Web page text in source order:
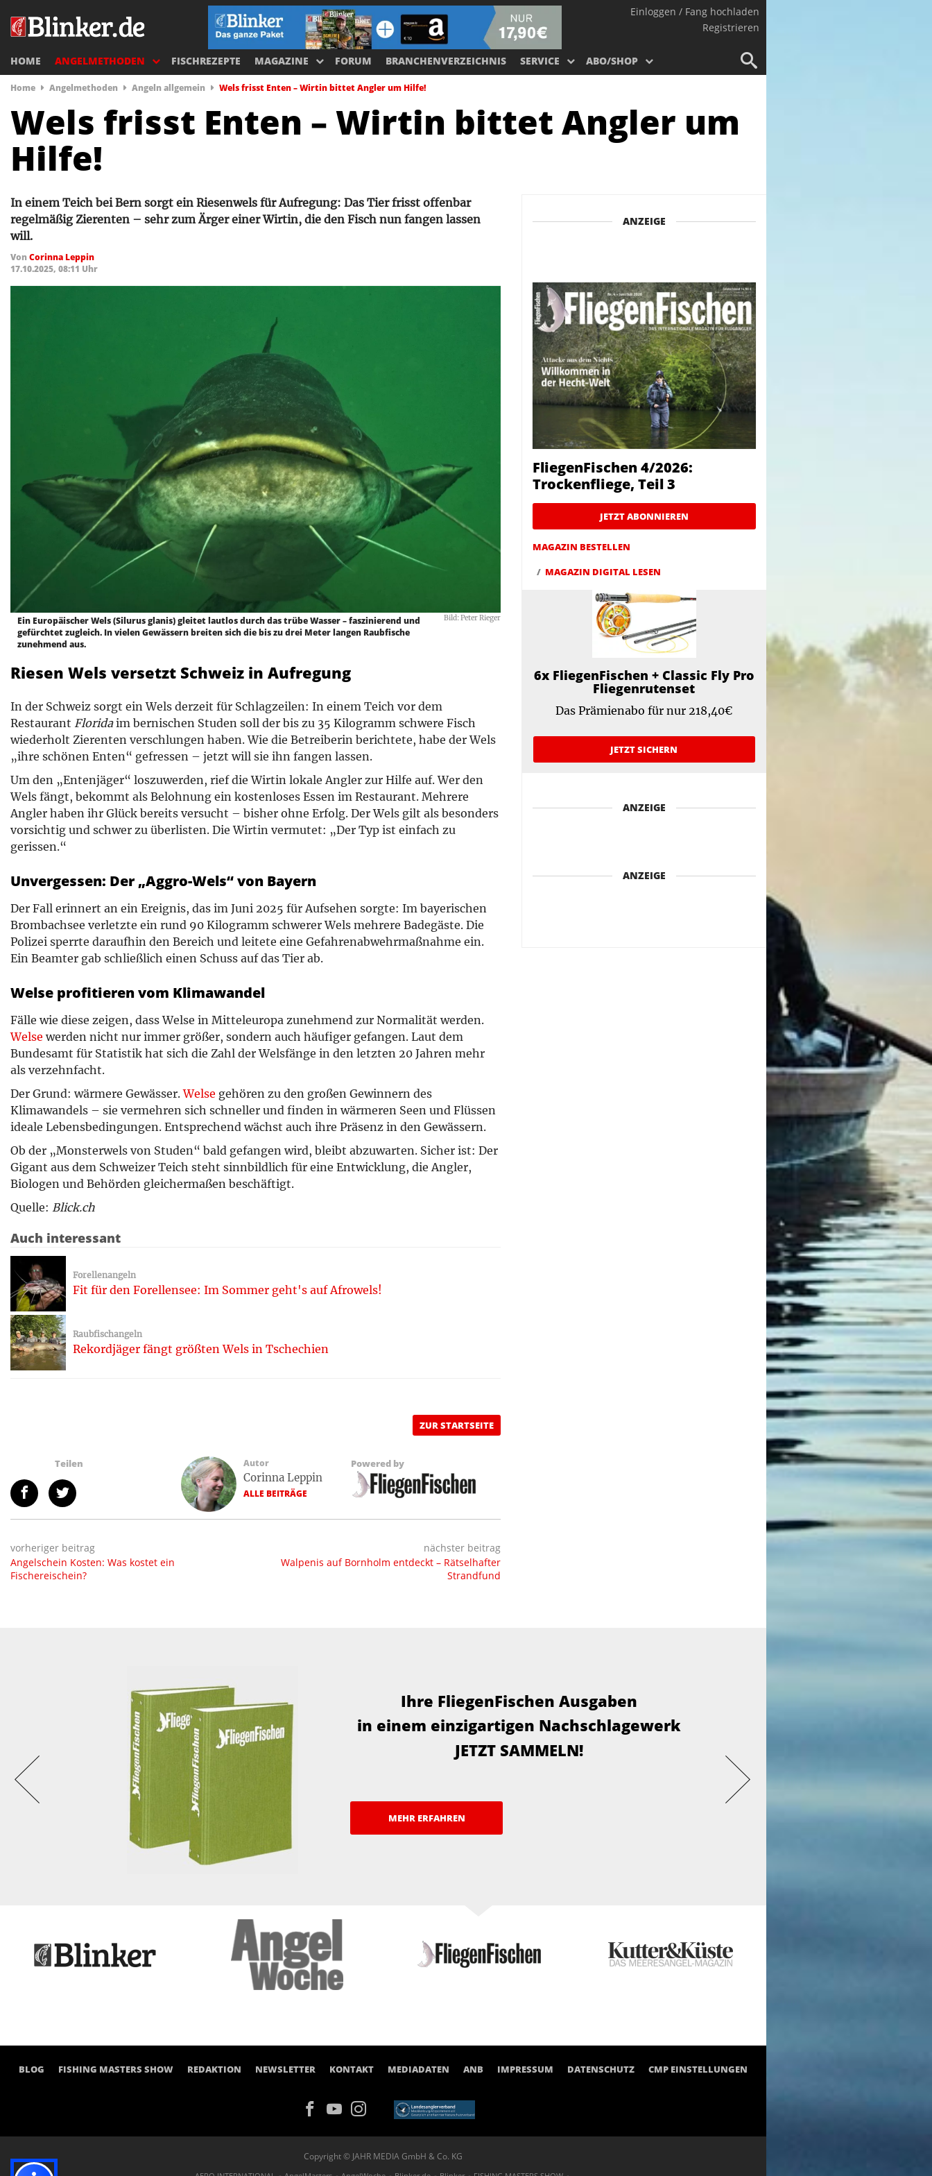
Einloggen / Fang hochladen
Registrieren
HOME ANGELMETHODEN FISCHREZEPTE MAGAZINE FORUM BRANCHENVERZEICHNIS SERVICE ABO/SHOP
Home Angelmethoden Angeln allgemein Wels frisst Enten – Wirtin bittet Angler um Hilfe!
Wels frisst Enten – Wirtin bittet Angler um
Hilfe!
In einem Teich bei Bern sorgt ein Riesenwels für Aufregung: Das Tier frisst offenbar
regelmäßig Zierenten – sehr zum Ärger einer Wirtin, die den Fisch nun fangen lassen
will.
VonCorinna Leppin
17.10.2025, 08:11 Uhr
Bild: Peter Rieger
Ein Europäischer Wels (Silurus glanis) gleitet lautlos durch das trübe Wasser – faszinierend und
gefürchtet zugleich. In vielen Gewässern breiten sich die bis zu drei Meter langen Raubfische
zunehmend aus.
Riesen Wels versetzt Schweiz in Aufregung
In der Schweiz sorgt ein Wels derzeit für Schlagzeilen: In einem Teich vor dem
Restaurant Floridaim bernischen Studen soll der bis zu 35 Kilogramm schwere Fisch
wiederholt Zierenten verschlungen haben. Wie die Betreiberin berichtete, habe der Wels
„ihre schönen Enten“ gefressen – jetzt will sie ihn fangen lassen.
Um den „Entenjäger“ loszuwerden, rief die Wirtin lokale Angler zur Hilfe auf. Wer den
Wels fängt, bekommt als Belohnung ein kostenloses Essen im Restaurant. Mehrere
Angler haben ihr Glück bereits versucht – bisher ohne Erfolg. Der Wels gilt als besonders
vorsichtig und schwer zu überlisten. Die Wirtin vermutet: „Der Typ ist einfach zu
gerissen.“
Unvergessen: Der „Aggro-Wels“ von Bayern
Der Fall erinnert an ein Ereignis, das im Juni 2025 für Aufsehen sorgte: Im bayerischen
Brombachsee verletzte ein rund 90 Kilogramm schwerer Wels mehrere Badegäste. Die
Polizei sperrte daraufhin den Bereich und leitete eine Gefahrenabwehrmaßnahme ein.
Ein Beamter gab schließlich einen Schuss auf das Tier ab.
Welse profitieren vom Klimawandel
Fälle wie diese zeigen, dass Welse in Mitteleuropa zunehmend zur Normalität werden.
Welse werden nicht nur immer größer, sondern auch häufiger gefangen. Laut dem
Bundesamt für Statistik hat sich die Zahl der Welsfänge in den letzten 20 Jahren mehr
als verzehnfacht.
Der Grund: wärmere Gewässer.Welse gehören zu den großen Gewinnern des
Klimawandels – sie vermehren sich schneller und finden in wärmeren Seen und Flüssen
ideale Lebensbedingungen. Entsprechend wächst auch ihre Präsenz in den Gewässern.
Ob der „Monsterwels von Studen“ bald gefangen wird, bleibt abzuwarten. Sicher ist: Der
Gigant aus dem Schweizer Teich steht sinnbildlich für eine Entwicklung, die Angler,
Biologen und Behörden gleichermaßen beschäftigt.
Quelle: Blick.ch
Auch interessant
Forellenangeln
Fit für den Forellensee: Im Sommer geht's auf Afrowels!
Raubfischangeln
Rekordjäger fängt größten Wels in Tschechien
ZUR STARTSEITE
Teilen Autor
Corinna Leppin
ALLE BEITRÄGE
Powered by
vorheriger beitrag
Angelschein Kosten: Was kostet ein
Fischereischein?
nächster beitrag
Walpenis auf Bornholm entdeckt – Rätselhafter
Strandfund
ANZEIGE
FliegenFischen 4/2026:
Trockenfliege, Teil 3
JETZT ABONNIEREN
MAGAZIN BESTELLEN
MAGAZIN DIGITAL LESEN
6x FliegenFischen + Classic Fly Pro
Fliegenrutenset
Das Prämienabo für nur 218,40€
JETZT SICHERN
ANZEIGE
ANZEIGE
Ihre FliegenFischen Ausgaben
in einem einzigartigen Nachschlagewerk
JETZT SAMMELN!
MEHR ERFAHREN
BLOG FISHING MASTERS SHOW REDAKTION NEWSLETTER KONTAKT MEDIADATEN ANB IMPRESSUM DATENSCHUTZ CMP EINSTELLUNGEN
Copyright © JAHR MEDIA GmbH & Co. KG